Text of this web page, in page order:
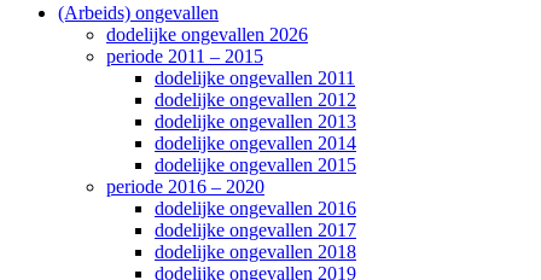
(Arbeids) ongevallen
dodelijke ongevallen 2026
periode 2011 – 2015
dodelijke ongevallen 2011
dodelijke ongevallen 2012
dodelijke ongevallen 2013
dodelijke ongevallen 2014
dodelijke ongevallen 2015
periode 2016 – 2020
dodelijke ongevallen 2016
dodelijke ongevallen 2017
dodelijke ongevallen 2018
dodelijke ongevallen 2019